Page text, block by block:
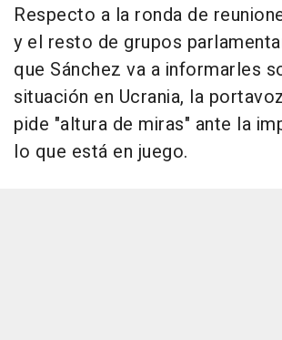
Respecto a la ronda de
y el resto de grupos
que Sánchez va a informarles
situación en Ucrania, la
pide "altura de miras" ante la
lo que está en juego.